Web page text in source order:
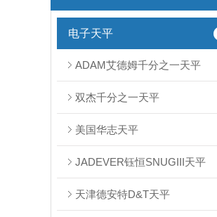
电子天平
ADAM艾德姆千分之一天平
双杰千分之一天平
美国华志天平
JADEVER钰恒SNUGIII天平
天津德安特D&T天平